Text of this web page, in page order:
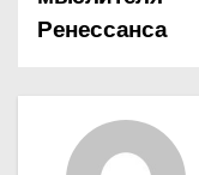
а
Ренессанса